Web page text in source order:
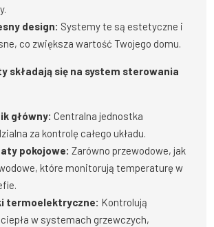
design: Systemy te są estetyczne i
co zwiększa wartość Twojego domu.
składają się na system sterowania
główny: Centralna jednostka
za kontrolę całego układu.
pokojowe: Zarówno przewodowe, jak
które monitorują temperaturę w
termoelektryczne: Kontrolują
ciepła w systemach grzewczych,